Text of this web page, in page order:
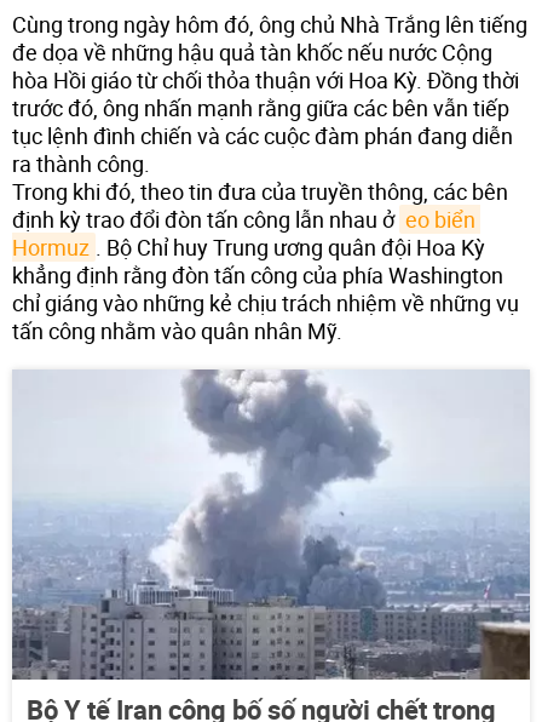
Cùng trong ngày hôm đó, ông chủ Nhà Trắng lên tiếng
đe dọa về những hậu quả tàn khốc nếu nước Cộng
hòa Hồi giáo từ chối thỏa thuận với Hoa Kỳ. Đồng thời
trước đó, ông nhấn mạnh rằng giữa các bên vẫn tiếp
tục lệnh đình chiến và các cuộc đàm phán đang diễn
ra thành công.
Trong khi đó, theo tin đưa của truyền thông, các bên
định kỳ trao đổi đòn tấn công lẫn nhau ở eo biển
Hormuz
. Bộ Chỉ huy Trung ương quân đội Hoa Kỳ
khẳng định rằng đòn tấn công của phía Washington
chỉ giáng vào những kẻ chịu trách nhiệm về những vụ
tấn công nhằm vào quân nhân Mỹ.
Bộ Y tế Iran công bố số người chết trong